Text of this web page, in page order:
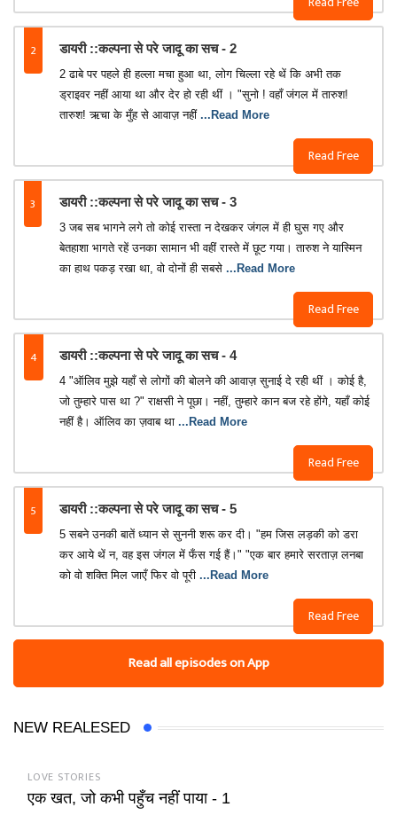
2 डायरी ::कल्पना से परे जादू का सच - 2
Read Free
2 ढाबे पर पहले ही हल्ला मचा हुआ था, लोग चिल्ला रहे थें कि अभी तक
ड्राइवर नहीं आया था और देर हो रही थीं । "सुनो ! वहाँ जंगल में तारुश!
तारुश! ऋचा के मुँह से आवाज़ नहीं ...Read More
3 डायरी ::कल्पना से परे जादू का सच - 3
Read Free
3 जब सब भागने लगे तो कोई रास्ता न देखकर जंगल में ही घुस गए और
बेतहाशा भागते रहें उनका सामान भी वहीं रास्ते में छूट गया। तारुश ने यास्मिन
का हाथ पकड़ रखा था, वो दोनों ही सबसे ...Read More
4 डायरी ::कल्पना से परे जादू का सच - 4
Read Free
4 "ऑलिव मुझे यहाँ से लोगों की बोलने की आवाज़ सुनाई दे रही थीं । कोई है,
जो तुम्हारे पास था ?" राक्षसी ने पूछा। नहीं, तुम्हारे कान बज रहे होंगे, यहाँ कोई
नहीं है। ऑलिव का ज़वाब था ...Read More
5 डायरी ::कल्पना से परे जादू का सच - 5
Read Free
5 सबने उनकी बातें ध्यान से सुननी शरू कर दी। "हम जिस लड़की को डरा
कर आये थें न, वह इस जंगल में फँस गई हैं।" "एक बार हमारे सरताज़ लनबा
को वो शक्ति मिल जाएँ फिर वो पूरी ...Read More
Read all episodes on App
NEW REALESED
LOVE STORIES
एक खत, जो कभी पहुँच नहीं पाया - 1